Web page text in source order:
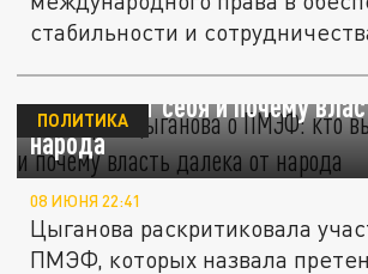
стабильности и
Виктория Цыганова о ПМЭФ:
выгуливает себя и почему
народа
ПОЛИТИКА
08 ИЮНЯ 22:41
Цыганова раскритиковала
ПМЭФ, которых назвала